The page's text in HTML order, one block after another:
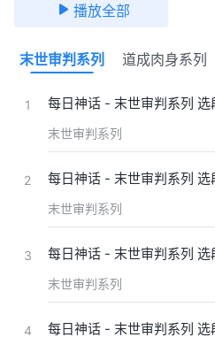
播放全部
末世审判系列 道成肉身系列
1 每日神话 - 末世审判系列 选
末世审判系列
2 每日神话 - 末世审判系列 选
末世审判系列
3 每日神话 - 末世审判系列 选
末世审判系列
4 每日神话 - 末世审判系列 选